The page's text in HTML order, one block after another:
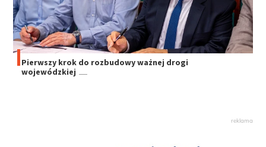
Pierwszy krok do rozbudowy ważnej drogi
wojewódzkiej